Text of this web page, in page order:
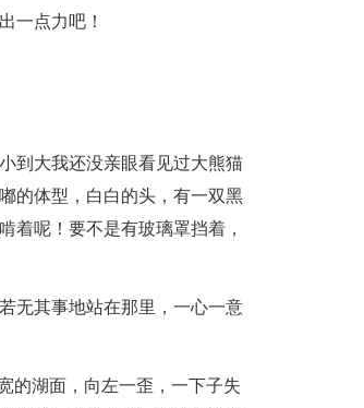
一点力吧！
到大我还没亲眼看见过大熊猫
的体型，白白的头，有一双黑
着呢！要不是有玻璃罩挡着，
无其事地站在那里，一心一意
的湖面，向左一歪，一下子失